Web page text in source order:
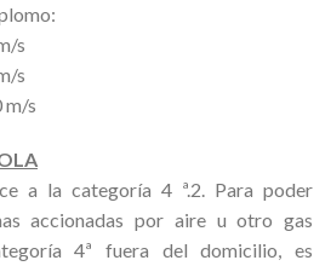
s
s
m/s
a la categoría 4 ª.2. Para poder
accionadas por aire u otro gas
4ª fuera del domicilio, es